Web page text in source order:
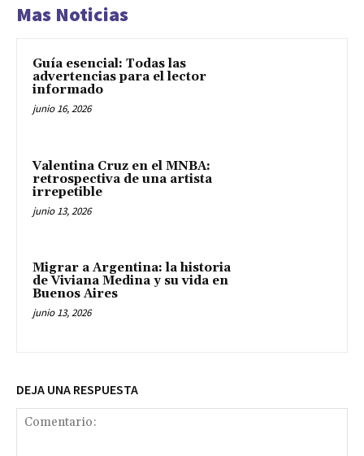
Mas Noticias
Guía esencial: Todas las
advertencias para el lector
informado
junio 16, 2026
Valentina Cruz en el MNBA:
retrospectiva de una artista
irrepetible
junio 13, 2026
Migrar a Argentina: la historia
de Viviana Medina y su vida en
Buenos Aires
junio 13, 2026
DEJA UNA RESPUESTA